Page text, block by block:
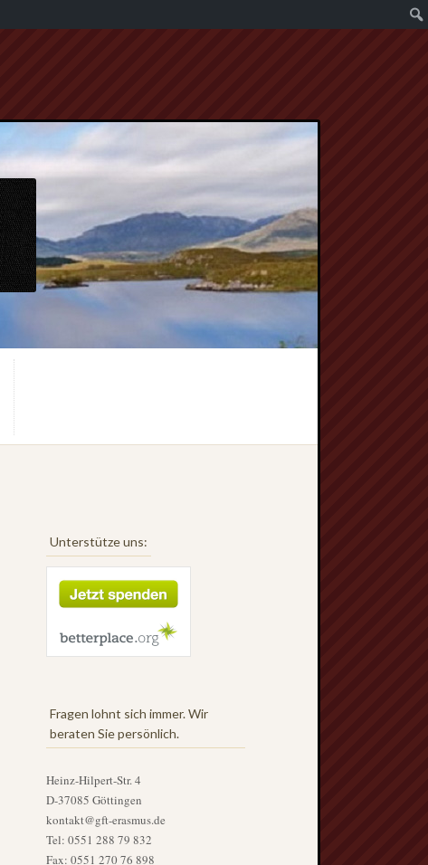
Unterstütze uns:
Fragen lohnt sich immer. Wir
beraten Sie persönlich.
Heinz-Hilpert-Str. 4
D-37085 Göttingen
kontakt@gft-erasmus.de
Tel: 0551 288 79 832
Fax: 0551 270 76 898